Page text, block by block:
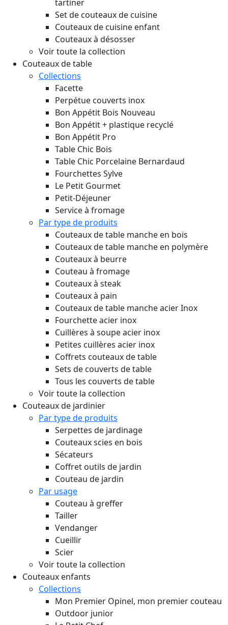
tartiner
Set de couteaux de cuisine
Couteaux de cuisine enfant
Couteaux à désosser
Voir toute la collection
Couteaux de table
Collections
Facette
Perpétue couverts inox
Bon Appétit Bois Nouveau
Bon Appétit + plastique recyclé
Bon Appétit Pro
Table Chic Bois
Table Chic Porcelaine Bernardaud
Fourchettes Sylve
Le Petit Gourmet
Petit-Déjeuner
Service à fromage
Par type de produits
Couteaux de table manche en bois
Couteaux de table manche en polymère
Couteaux à beurre
Couteau à fromage
Couteaux à steak
Couteaux à pain
Couteaux de table manche acier Inox
Fourchette acier inox
Cuillères à soupe acier inox
Petites cuillères acier inox
Coffrets couteaux de table
Sets de couverts de table
Tous les couverts de table
Voir toute la collection
Couteaux de jardinier
Par type de produits
Serpettes de jardinage
Couteaux scies en bois
Sécateurs
Coffret outils de jardin
Couteau de jardin
Par usage
Couteau à greffer
Tailler
Vendanger
Cueillir
Scier
Voir toute la collection
Couteaux enfants
Collections
Mon Premier Opinel, mon premier couteau
Outdoor junior